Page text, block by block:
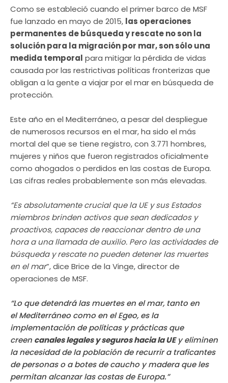
Como se estableció cuando el primer barco de MSF
fue lanzado en mayo de 2015, las operaciones
permanentes de búsqueda y rescate no son la
solución para la migración por mar, son sólo una
medida temporal para mitigar la pérdida de vidas
causada por las restrictivas políticas fronterizas que
obligan a la gente a viajar por el mar en búsqueda de
protección.
Este año en el Mediterráneo, a pesar del despliegue
de numerosos recursos en el mar, ha sido el más
mortal del que se tiene registro, con 3.771 hombres,
mujeres y niños que fueron registrados oficialmente
como ahogados o perdidos en las costas de Europa.
Las cifras reales probablemente son más elevadas.
“Es absolutamente crucial que la UE y sus Estados
miembros brinden activos que sean dedicados y
proactivos, capaces de reaccionar dentro de una
hora a una llamada de auxilio. Pero las actividades de
búsqueda y rescate no pueden detener las muertes
en el mar”, dice Brice de la Vinge, director de
operaciones de MSF.
“Lo que detendrá las muertes en el mar, tanto en
el Mediterráneo como en el Egeo, es la
implementación de políticas y prácticas que
creen canales legales y seguros hacia la UEy eliminen
la necesidad de la población de recurrir a traficantes
de personas o a botes de caucho y madera que les
permitan alcanzar las costas de Europa.”